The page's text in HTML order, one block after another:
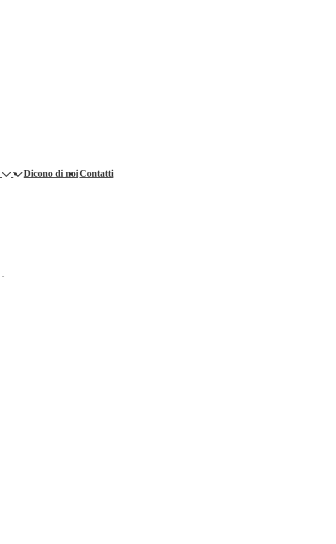
Dicono di noiContatti